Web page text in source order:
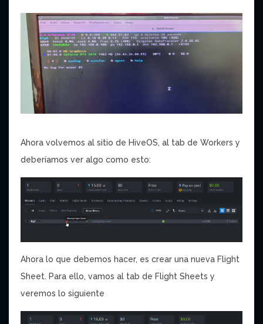
Ahora volvemos al sitio de HiveOS, al tab de Workers y
deberíamos ver algo como esto:
Ahora lo que debemos hacer, es crear una nueva Flight
Sheet. Para ello, vamos al tab de Flight Sheets y
veremos lo siguiente